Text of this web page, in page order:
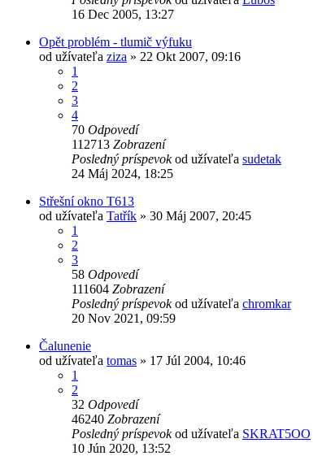
16 Dec 2005, 13:27
Opět problém - tlumič výfuku
od užívateľa ziza » 22 Okt 2007, 09:16
1
2
3
4
70 Odpovedí
112713 Zobrazení
Posledný príspevokod užívateľa sudetak
24 Máj 2024, 18:25
Střešní okno T613
od užívateľa Tatřík » 30 Máj 2007, 20:45
1
2
3
58 Odpovedí
111604 Zobrazení
Posledný príspevokod užívateľa chromkar
20 Nov 2021, 09:59
Čalunenie
od užívateľa tomas » 17 Júl 2004, 10:46
1
2
32 Odpovedí
46240 Zobrazení
Posledný príspevokod užívateľa SKRAT5OO
10 Jún 2020, 13:52